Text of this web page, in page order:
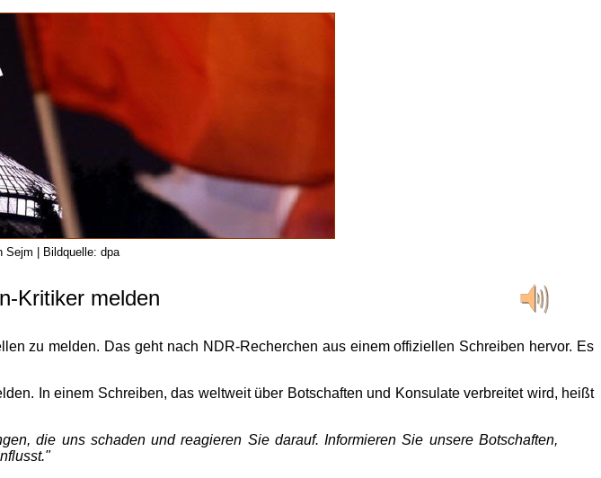
Sejm | Bildquelle: dpa
Kritiker melden
zu melden. Das geht nach NDR-Recherchen aus einem offiziellen Schreiben hervor. Es
In einem Schreiben, das weltweit über Botschaften und Konsulate verbreitet wird, heißt
die uns schaden und reagieren Sie darauf. Informieren Sie unsere Botschaften,